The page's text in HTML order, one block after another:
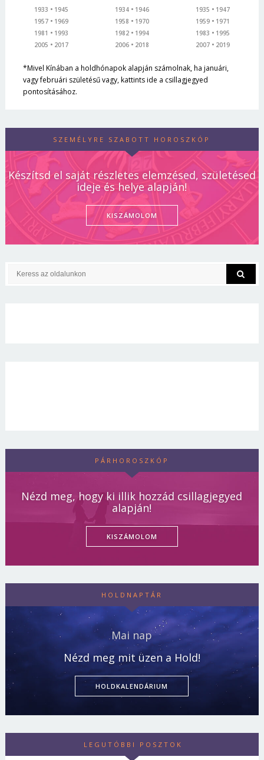
1933
1945
1957
1969
1981
1993
2005
2017
1934
1946
1958
1970
1982
1994
2006
2018
1935
1947
1959
1971
1983
1995
2007
2019
*Mivel Kínában a holdhónapok alapján számolnak, ha januári,
vagy februári születésű vagy, kattints ide a csillagjegyed
pontosításához.
SZEMÉLYRE SZABOTT HOROSZKÓP
Készítsd el saját részletes elemzésed, születésed
ideje és helye alapján!
KISZÁMOLOM
PÁRHOROSZKÓP
Nézd meg, hogy ki illik hozzád csillagjegyed
alapján!
KISZÁMOLOM
HOLDNAPTÁR
Mai nap
Nézd meg mit üzen a Hold!
HOLDKALENDÁRIUM
LEGUTÓBBI POSZTOK